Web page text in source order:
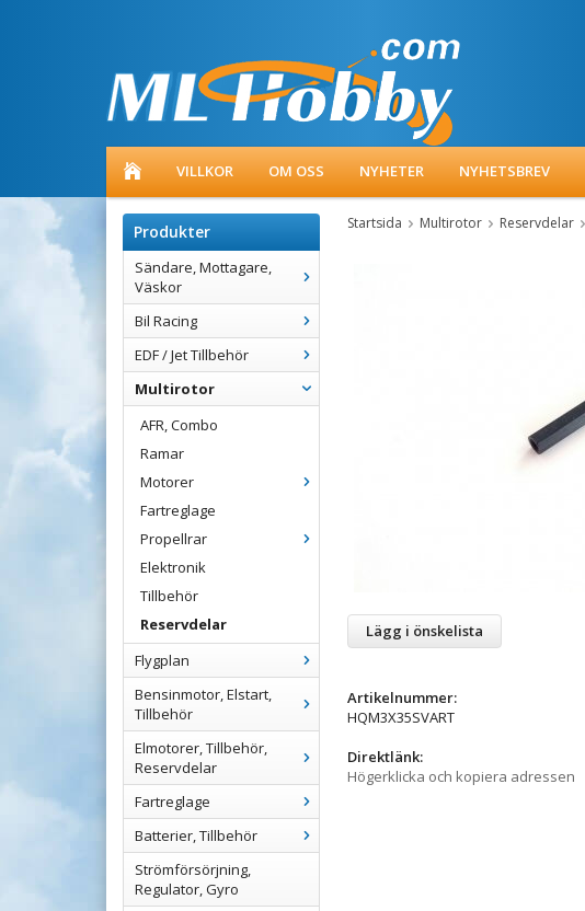
VILLKOR OM OSS NYHETER NYHETSBREV
Produkter
Sändare, Mottagare,
Väskor
Bil Racing
EDF / Jet Tillbehör
Multirotor
AFR, Combo
Ramar
Motorer
Fartreglage
Propellrar
Elektronik
Tillbehör
Reservdelar
Flygplan
Bensinmotor, Elstart,
Tillbehör
Elmotorer, Tillbehör,
Reservdelar
Fartreglage
Batterier, Tillbehör
Strömförsörjning,
Regulator, Gyro
Startsida Multirotor Reservdelar
Lägg i önskelista
Artikelnummer:
HQM3X35SVART
Direktlänk:
Högerklicka och kopiera adressen